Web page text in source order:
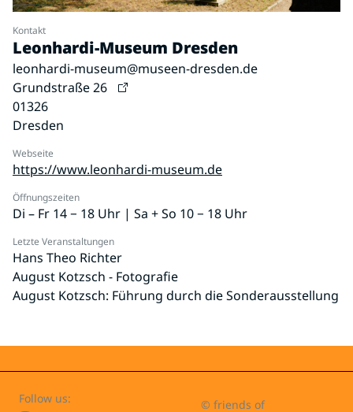
Kontakt
Leonhardi-Museum Dresden
leonhardi-museum@museen-dresden.de
Grundstraße 26
01326
Dresden
Webseite
https://www.leonhardi-museum.de
Öffnungszeiten
Di – Fr 14 − 18 Uhr | Sa + So 10 − 18 Uhr
Letzte Veranstaltungen
Hans Theo Richter
August Kotzsch - Fotografie
August Kotzsch: Führung durch die Sonderausstellung
Follow us:
© friends of